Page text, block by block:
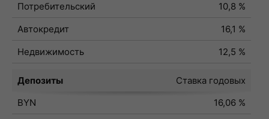
Потребительский
10,8 %
Автокредит
16,1 %
Недвижимость
12,5 %
Депозиты
Ставка годовых
BYN
16,06 %